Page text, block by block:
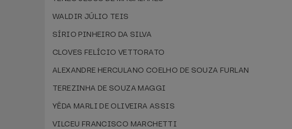
WALDIR JÚLIO TEIS
SÍRIO PINHEIRO DA SILVA
CLOVES FELÍCIO VETTORATO
ALEXANDRE HERCULANO COELHO DE SOUZA FURLAN
TEREZINHA DE SOUZA MAGGI
YÊDA MARLI DE OLIVEIRA ASSIS
VILCEU FRANCISCO MARCHETTI